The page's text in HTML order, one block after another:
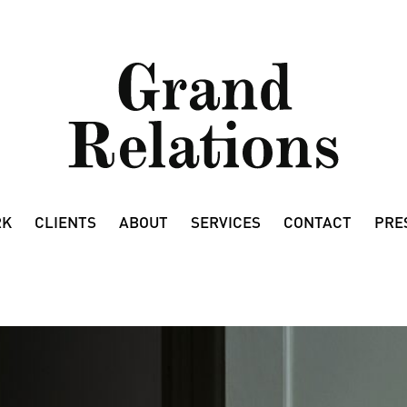
CLIENTS ABOUT SERVICES CONTACT